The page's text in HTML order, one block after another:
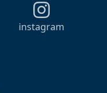
instagram